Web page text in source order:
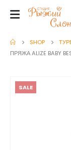
SHOP
ПРЯЖА ALIZE BABY
SALE